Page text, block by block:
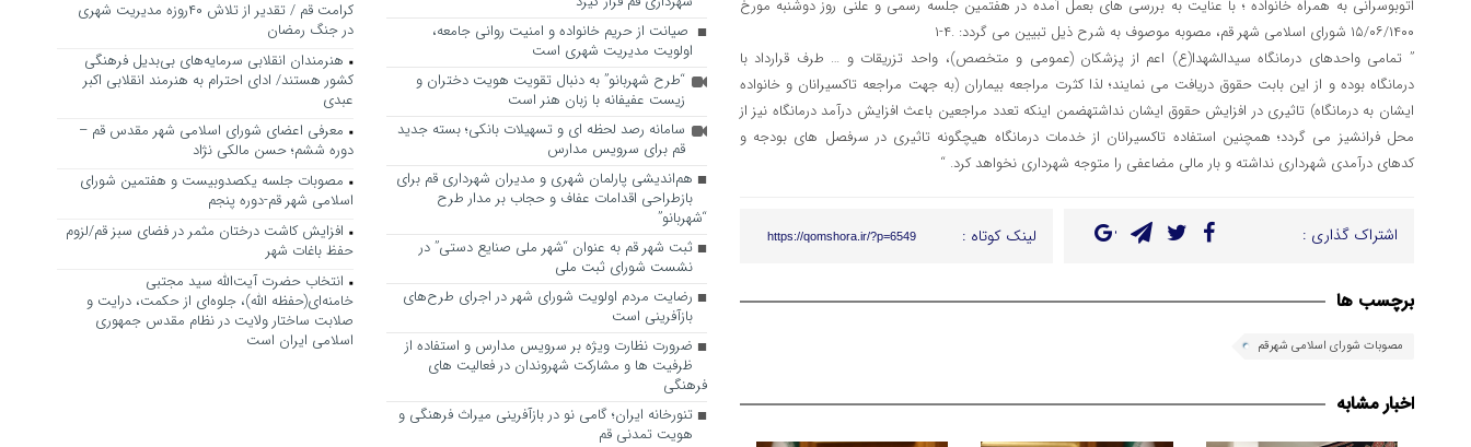
اتوبوسرانی به همراه خانواده ؛ با عنایت به بررسی های بعمل آمده در هفتمین جلسه رسمی و علنی روز دوشنبه مورخ
۱۵/۰۶/۱۴۰۰ شورای اسلامی شهر قم، مصوبه موصوف به شرح ذیل تبیین می گردد: .۴-۱
” تمامی واحدهای درمانگاه سیدالشهدا(ع) اعم از پزشکان (عمومی و متخصص)، واحد تزریقات و … طرف قرارداد با
درمانگاه بوده و از این بابت حقوق دریافت می نمایند؛ لذا کثرت مراجعه بیماران (به جهت مراجعه تاکسیرانان و خانواده
ایشان به درمانگاه) تاثیری در افزایش حقوق ایشان نداشتهضمن اینکه تعدد مراجعین باعث افزایش درآمد درمانگاه نیز از
محل فرانشیز می گردد؛ همچنین استفاده تاکسیرانان از خدمات درمانگاه هیچگونه تاثیری در سرفصل های بودجه و
کدهای درآمدی شهرداری نداشته و بار مالی مضاعفی را متوجه شهرداری نخواهد کرد. “
اشتراک گذاری : لینک کوتاه : https://qomshora.ir/?p=6549
برچسب ها
مصوبات شورای اسلامی شهرقم
اخبار مشابه
صیانت از حریم خانواده و امنیت روانی جامعه،
اولویت مدیریت شهری است
“طرح شهربانو” به دنبال تقویت هویت دختران و
زیست عفیفانه با زبان هنر است
سامانه رصد لحظه ای و تسهیلات بانکی؛ بسته جدید
قم برای سرویس مدارس
هم‌اندیشی پارلمان شهری و مدیران شهرداری قم برای
بازطراحی اقدامات عفاف و حجاب بر مدار طرح
“شهربانو”
ثبت شهر قم به عنوان “شهر ملی صنایع دستی” در
نشست شورای ثبت ملی
رضایت مردم اولویت شورای شهر در اجرای طرح‌های
بازآفرینی است
ضرورت نظارت ویژه بر سرویس مدارس و استفاده از
ظرفیت ها و مشارکت شهروندان در فعالیت های
فرهنگی
تنورخانه ایران؛ گامی نو در بازآفرینی میراث فرهنگی و
هویت تمدنی قم
کرامت قم / تقدیر از تلاش ۴۰روزه مدیریت شهری
در جنگ رمضان
هنرمندان انقلابی سرمایه‌های بی‌بدیل فرهنگی
کشور هستند/ ادای احترام به هنرمند انقلابی اکبر
عبدی
معرفی اعضای شورای اسلامی شهر مقدس قم –
دوره ششم؛ حسن مالکی نژاد
مصوبات جلسه یکصدوبیست و هفتمین شورای
اسلامی شهر قم-دوره پنجم
افزایش کاشت درختان مثمر در فضای سبز قم/لزوم
حفظ باغات شهر
انتخاب حضرت آیت‌الله سید مجتبی
خامنه‌ای(حفظه الله)، جلوه‌ای از حکمت، درایت و
صلابت ساختار ولایت در نظام مقدس جمهوری
اسلامی ایران است